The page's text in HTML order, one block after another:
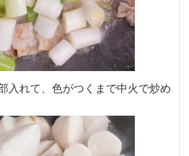
入れて、色がつくまで中火で炒め